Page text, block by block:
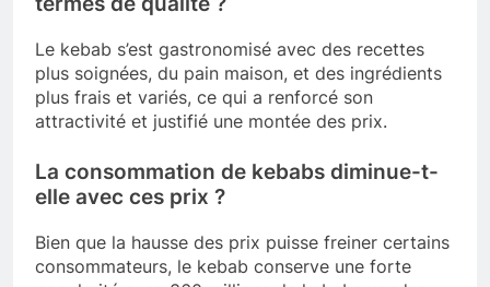
Le kebab s’est gastronomisé avec des recettes
plus soignées, du pain maison, et des ingrédients
plus frais et variés, ce qui a renforcé son
attractivité et justifié une montée des prix.
La consommation de kebabs diminue-t-
elle avec ces prix ?
Bien que la hausse des prix puisse freiner certains
consommateurs, le kebab conserve une forte